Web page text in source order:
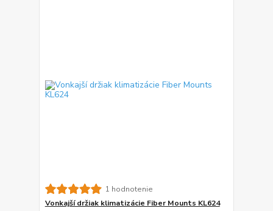
1 hodnotenie
Vonkajší držiak klimatizácie Fiber Mounts KL624